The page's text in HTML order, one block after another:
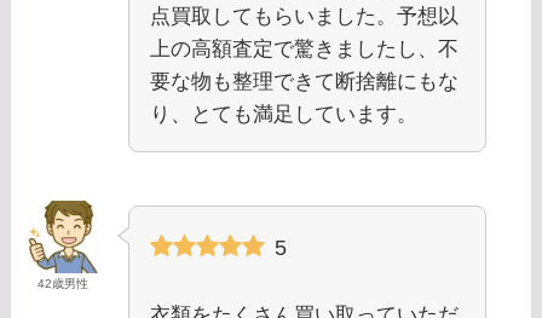
点買取してもらいました。予想以
上の高額査定で驚きましたし、不
要な物も整理できて断捨離にもな
り、とても満足しています。
42歳男性
5